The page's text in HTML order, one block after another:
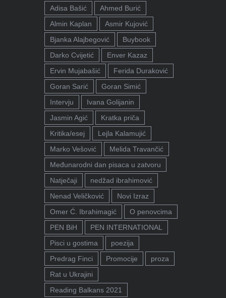
Adisa Bašić
Ahmed Burić
Almin Kaplan
Asmir Kujović
Bjanka Alajbegović
Buybook
Darko Cvijetić
Enver Kazaz
Ervin Mujabašić
Ferida Duraković
Goran Sarić
Goran Simić
Intervju
Ivana Golijanin
Jasmin Agić
Kratka priča
Kritika/esej
Lejla Kalamujić
Marko Vešović
Melida Travančić
Međunarodni dan pisaca u zatvoru
Natječaji
nedžad ibrahimović
Nenad Veličković
Novi Izraz
Omer Ć. Ibrahimagić
O penovcima
PEN BiH
PEN INTERNATIONAL
Pisci u gostima
poezija
Predrag Finci
Promocije
proza
Rat u Ukrajini
Reading Balkans 2021